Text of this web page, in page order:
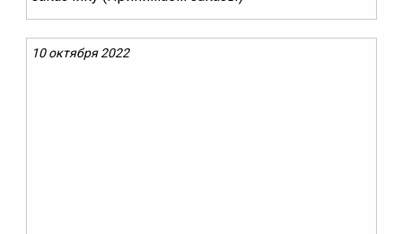
10 октября 2022